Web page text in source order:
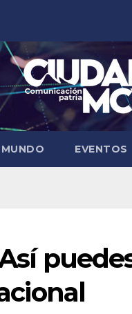
MUNDO EVENTOS